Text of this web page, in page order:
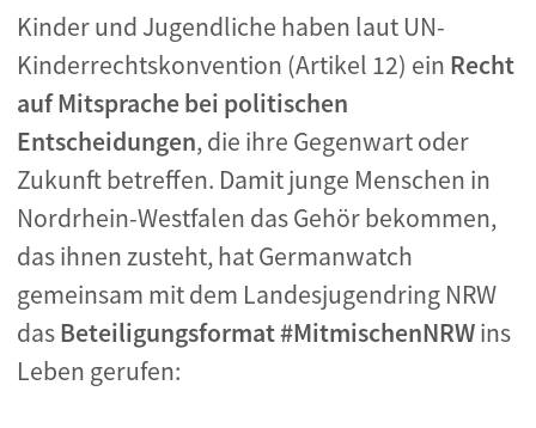
Kinder und Jugendliche haben laut UN-
Kinderrechtskonvention (Artikel 12) ein Recht
auf Mitsprache bei politischen
Entscheidungen, die ihre Gegenwart oder
Zukunft betreffen. Damit junge Menschen in
Nordrhein-Westfalen das Gehör bekommen,
das ihnen zusteht, hat Germanwatch
gemeinsam mit dem Landesjugendring NRW
dasBeteiligungsformat #MitmischenNRWins
Leben gerufen: